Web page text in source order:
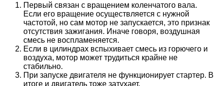
Первый связан с вращением коленчатого вала.
Если его вращение осуществляется с нужной
частотой, но сам мотор не запускается, это признак
отсутствия зажигания. Иначе говоря, воздушная
смесь не воспламеняется.
Если в цилиндрах вспыхивает смесь из горючего и
воздуха, мотор может трудиться крайне не
стабильно.
При запуске двигателя не функционирует стартер. В
итоге и двигатель тоже затухает.